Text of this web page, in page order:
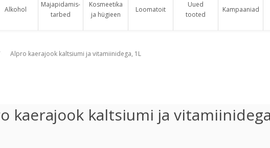
Alkohol
Majapidamis-
tarbed
Kosmeetika
ja hügieen
Loomatoit
Uued
tooted
Kampaaniad
Alpro kaerajook kaltsiumi ja vitamiinidega, 1L
kaerajook kaltsiumi ja